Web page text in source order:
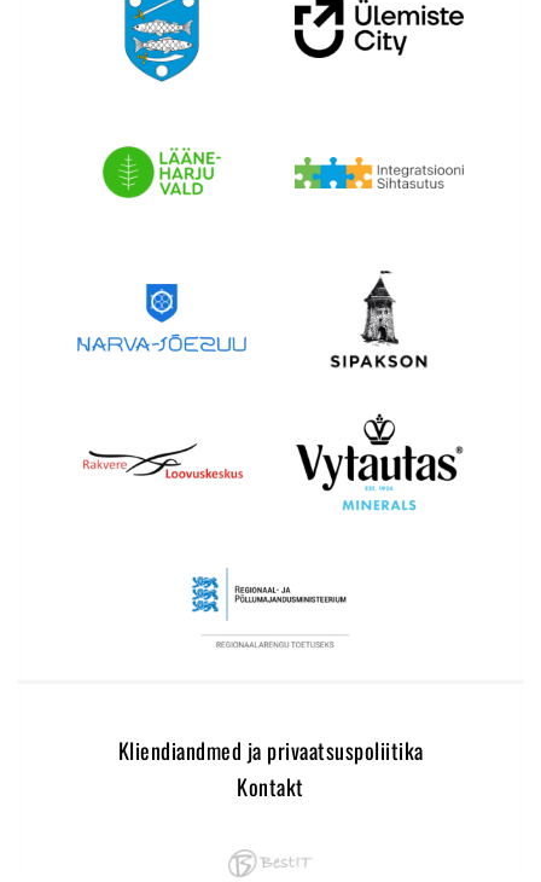
Kliendiandmed ja privaatsuspoliitika
Kontakt